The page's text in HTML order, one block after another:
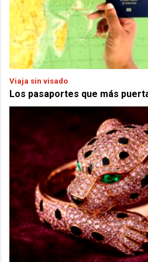
Viaja sin visado
Los pasaportes que más